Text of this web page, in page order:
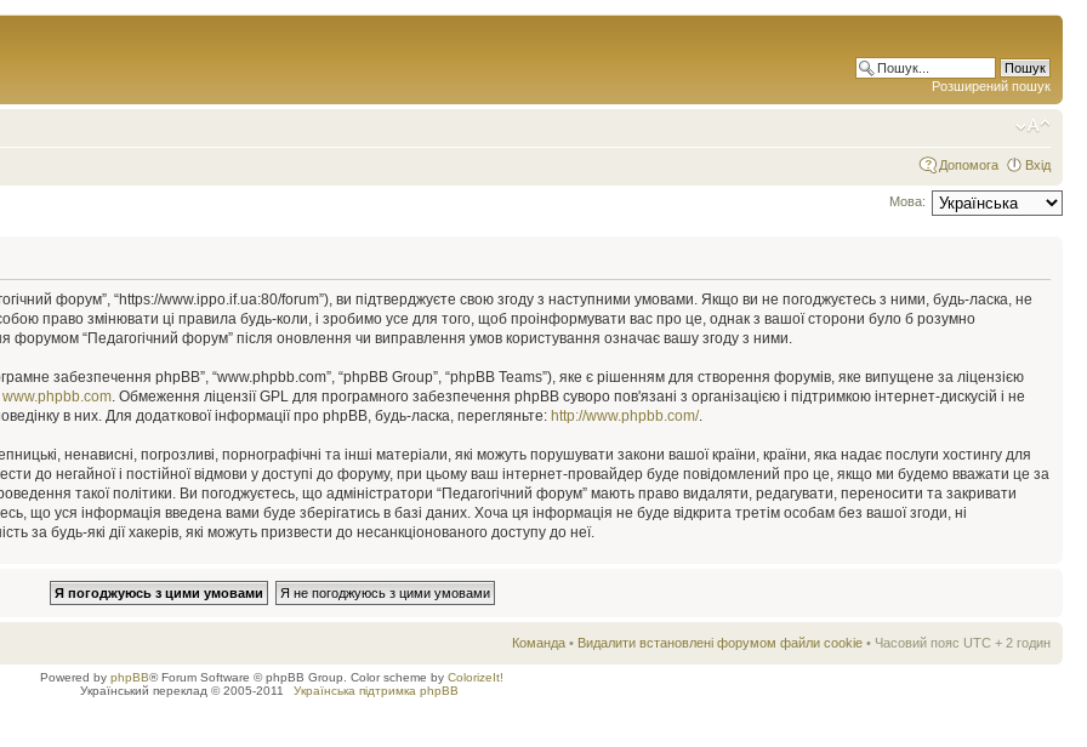
Розширений пошук
Допомога Вхід
Мова:
форум”, “https://www.ippo.if.ua:80/forum”), ви підтверджуєте свою згоду з наступними умовами. Якщо ви не погоджуєтесь з ними, будь-ласка, не
право змінювати ці правила будь-коли, і зробимо усе для того, щоб проінформувати вас про це, однак з вашої сторони було б розумно
форумом “Педагогічний форум” після оновлення чи виправлення умов користування означає вашу згоду з ними.
забезпечення phpBB”, “www.phpbb.com”, “phpBB Group”, “phpBB Teams”), яке є рішенням для створення форумів, яке випущене за ліцензією
www.phpbb.com . Обмеження ліцензії GPL для програмного забезпечення phpBB суворо пов'язані з організацією і підтримкою інтернет-дискусій і не
в них. Для додаткової інформації про phpBB, будь-ласка, перегляньте: http://www.phpbb.com/.
ненависні, погрозливі, порнографічні та інші матеріали, які можуть порушувати закони вашої країни, країни, яка надає послуги хостингу для
до негайної і постійної відмови у доступі до форуму, при цьому ваш інтернет-провайдер буде повідомлений про це, якщо ми будемо вважати це за
такої політики. Ви погоджуєтесь, що адміністратори “Педагогічний форум” мають право видаляти, редагувати, переносити та закривати
що уся інформація введена вами буде зберігатись в базі даних. Хоча ця інформація не буде відкрита третім особам без вашої згоди, ні
за будь-які дії хакерів, які можуть призвести до несанкціонованого доступу до неї.
Команда • Видалити встановлені форумом файли cookie • Часовий пояс UTC + 2 годин
Powered by phpBB® Forum Software © phpBB Group. Color scheme by ColorizeIt!
Український переклад © 2005-2011
Українська підтримка phpBB